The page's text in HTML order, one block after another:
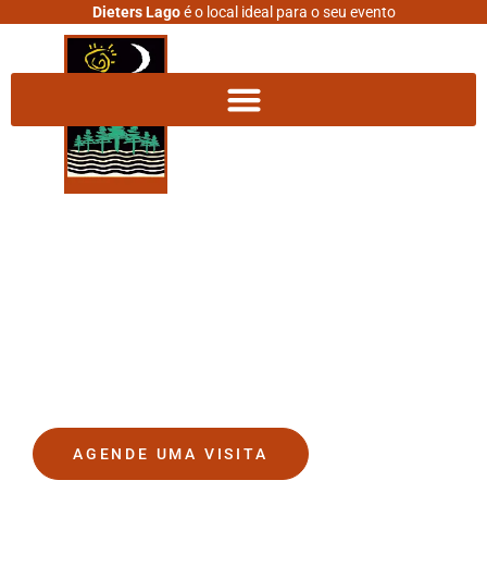
Dieters Lagoé o local ideal para o seu evento
AGENDE UMA VISITA